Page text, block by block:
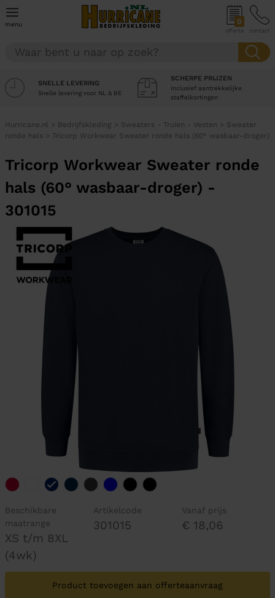
menu 0
offerte contact
SNELLE LEVERING
Snelle levering voor NL & BE
SCHERPE PRIJZEN
Inclusief aantrekkelijke
staffelkortingen
Hurricane.nl > Bedrijfskleding > Sweaters - Truien - Vesten > Sweater
ronde hals > Tricorp Workwear Sweater ronde hals (60° wasbaar-droger)
Tricorp Workwear Sweater ronde
hals (60° wasbaar-droger) -
301015
Beschikbare
maatrange
XS t/m 8XL
(4wk)
Artikelcode
301015
Vanaf prijs
€ 18,06
Product toevoegen aan offerteaanvraag